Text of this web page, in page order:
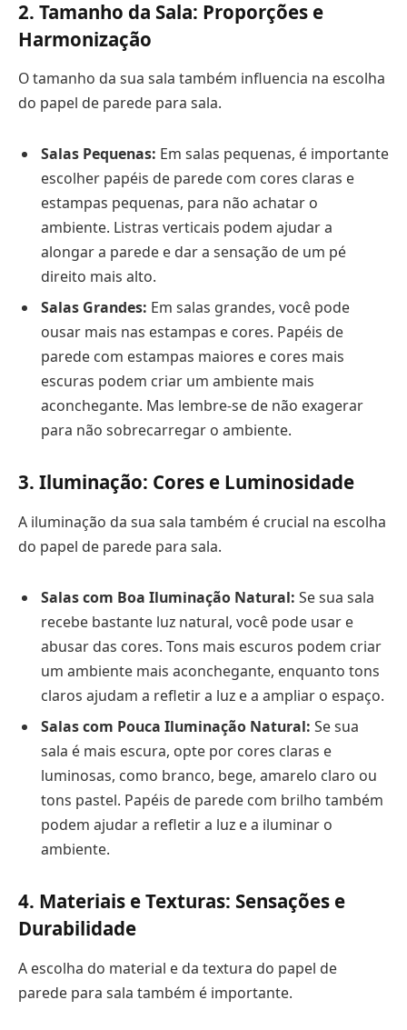
2. Tamanho da Sala: Proporções e
Harmonização
O tamanho da sua sala também influencia na escolha
do papel de parede para sala.
Salas Pequenas: Em salas pequenas, é importante
escolher papéis de parede com cores claras e
estampas pequenas, para não achatar o
ambiente. Listras verticais podem ajudar a
alongar a parede e dar a sensação de um pé
direito mais alto.
Salas Grandes: Em salas grandes, você pode
ousar mais nas estampas e cores. Papéis de
parede com estampas maiores e cores mais
escuras podem criar um ambiente mais
aconchegante. Mas lembre-se de não exagerar
para não sobrecarregar o ambiente.
3. Iluminação: Cores e Luminosidade
A iluminação da sua sala também é crucial na escolha
do papel de parede para sala.
Salas com Boa Iluminação Natural: Se sua sala
recebe bastante luz natural, você pode usar e
abusar das cores. Tons mais escuros podem criar
um ambiente mais aconchegante, enquanto tons
claros ajudam a refletir a luz e a ampliar o espaço.
Salas com Pouca Iluminação Natural: Se sua
sala é mais escura, opte por cores claras e
luminosas, como branco, bege, amarelo claro ou
tons pastel. Papéis de parede com brilho também
podem ajudar a refletir a luz e a iluminar o
ambiente.
4. Materiais e Texturas: Sensações e
Durabilidade
A escolha do material e da textura do papel de
parede para sala também é importante.